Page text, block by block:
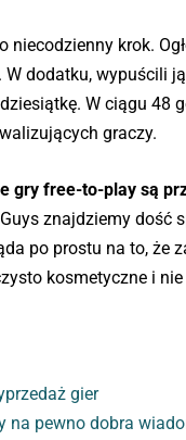
niecodzienny krok.
dodatku, wypuścili
W ciągu 48
graczy.
gry free-to-play są
znajdziemy dość
po prostu na to, że
kosmetyczne i
gier
na pewno dobra